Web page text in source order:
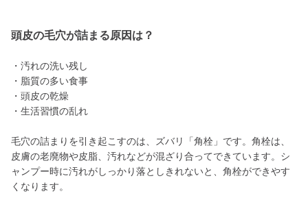
頭皮の毛穴が詰まる原因は？
・汚れの洗い残し
・脂質の多い食事
・頭皮の乾燥
・生活習慣の乱れ
毛穴の詰まりを引き起こすのは、ズバリ「角栓」です。角栓は、
皮膚の老廃物や皮脂、汚れなどが混ざり合ってできています。シ
ャンプー時に汚れがしっかり落としきれないと、角栓ができやす
くなります。